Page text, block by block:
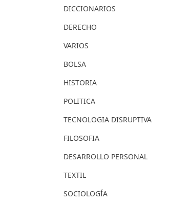
DICCIONARIOS
DERECHO
VARIOS
BOLSA
HISTORIA
POLITICA
TECNOLOGIA DISRUPTIVA
FILOSOFIA
DESARROLLO PERSONAL
TEXTIL
SOCIOLOGÍA